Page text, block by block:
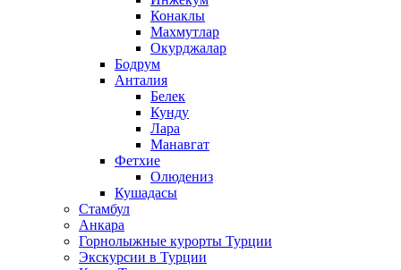
Конаклы
Махмутлар
Окурджалар
Бодрум
Анталия
Белек
Кунду
Лара
Манавгат
Фетхие
Олюдениз
Кушадасы
Стамбул
Анкара
Горнолыжные курорты Турции
Экскурсии в Турции